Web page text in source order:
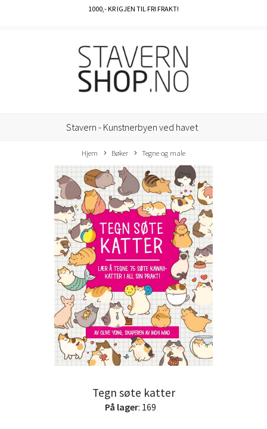
1000,- KR IGJEN TIL FRI FRAKT!
Stavern - Kunstnerbyen ved havet
Hjem Bøker Tegne og male
Tegn søte katter
På lager: 169